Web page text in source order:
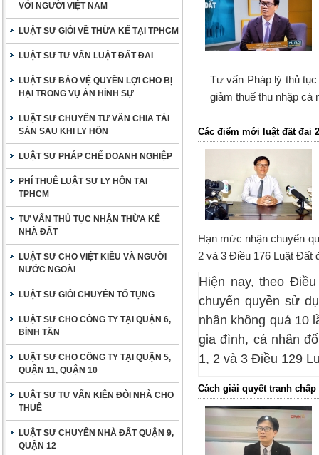
VỚI NGƯỜI VIỆT NAM
LUẬT SƯ GIỎI VỀ THỪA KẾ TẠI TPHCM
LUẬT SƯ TƯ VẤN LUẬT ĐẤT ĐAI
LUẬT SƯ BẢO VỆ QUYỀN LỢI CHO BỊ
HẠI TRONG VỤ ÁN HÌNH SỰ
LUẬT SƯ CHUYÊN TƯ VẤN CHIA TÀI
SẢN SAU KHI LY HÔN
LUẬT SƯ PHÁP CHẾ DOANH NGHIỆP
PHÍ THUÊ LUẬT SƯ LY HÔN TẠI
TPHCM
TƯ VẤN THỦ TỤC NHẬN THỪA KẾ
NHÀ ĐẤT
LUẬT SƯ CHO VIỆT KIỀU VÀ NGƯỜI
NƯỚC NGOÀI
LUẬT SƯ GIỎI CHUYÊN TỐ TỤNG
LUẬT SƯ CHO CÔNG TY TẠI QUẬN 6,
BÌNH TÂN
LUẬT SƯ CHO CÔNG TY TẠI QUẬN 5,
QUẬN 11, QUẬN 10
LUẬT SƯ TƯ VẤN KIỆN ĐÒI NHÀ CHO
THUÊ
LUẬT SƯ CHUYÊN NHÀ ĐẤT QUẬN 9,
QUẬN 12
Tư vấn Pháp lý thủ
giảm thuế thu nhập cá
Các điểm mới luật đất đai
Hạn mức nhận chuyển
2 và 3 Điều 176 Luật Đất
Hiện nay, theo
chuyển quyền sử
nhân không quá 10
gia đình, cá nhân
1, 2 và 3 Điều 129
Cách giải quyết tranh